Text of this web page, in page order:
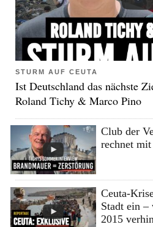
STURM AUF CEUTA
Ist Deutschland das nächste
Roland Tichy & Marco Pino
Club der
rechnet
Ceuta-
Stadt ein –
2015